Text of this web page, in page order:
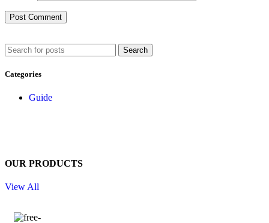
Search
Categories
Guide
OUR PRODUCTS
View All